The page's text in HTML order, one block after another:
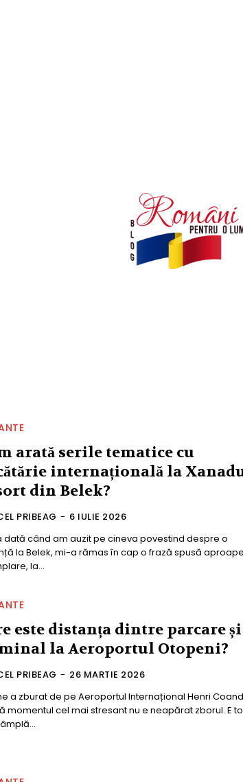
arată serile tematice cu
internațională la
din Belek?
PRIBEAG - 6 IULIE 2026
dată când am auzit pe cineva povestind despre o
la Belek, mi-a rămas în cap o frază spusă
la...
este distanța dintre parcare și
la Aeroportul Otopeni?
PRIBEAG - 26 MARTIE 2026
a zburat de pe Aeroportul Internațional Henri
momentul cel mai stresant nu e neapărat zborul. E